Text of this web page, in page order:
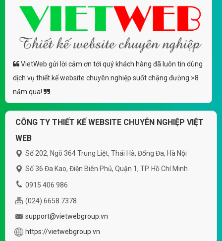
VietWeb gửi lời cảm ơn tới quý khách hàng đã luôn tin dùng
dịch vụ thiết kế website chuyên nghiệp suốt chặng đường >8
năm qua!
CÔNG TY THIẾT KẾ WEBSITE CHUYÊN NGHIỆP VIỆT
WEB
Số 202, Ngõ 364 Trung Liệt, Thái Hà, Đống Đa, Hà Nội
Số 36 Đa Kao, Điện Biên Phủ, Quận 1, TP. Hồ Chí Minh
0915 406 986
(024).6658.7378
support@vietwebgroup.vn
https://vietwebgroup.vn